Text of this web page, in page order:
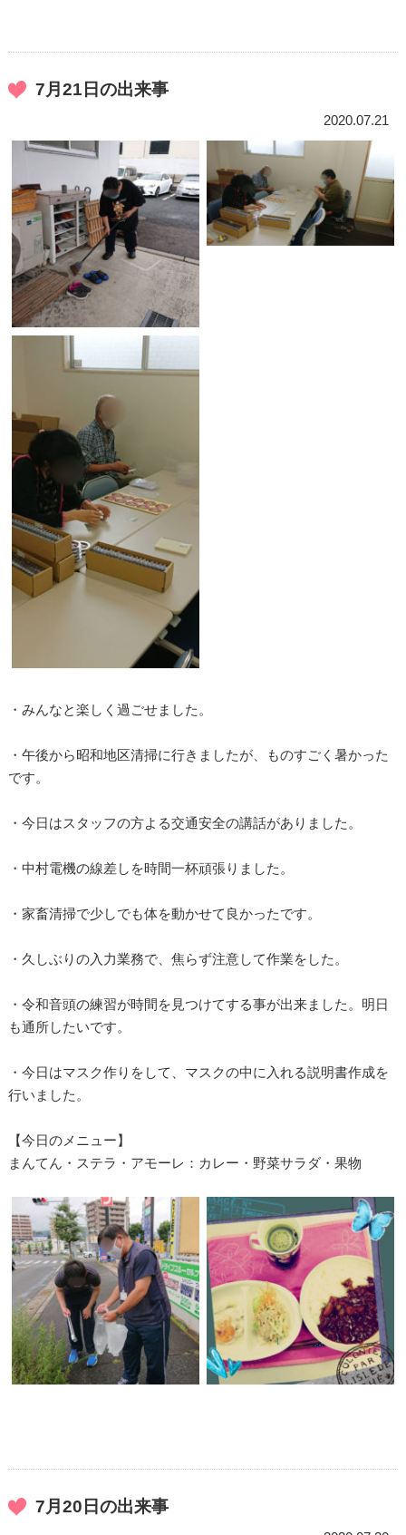
7月21日の出来事
2020.07.21
・みんなと楽しく過ごせました。
・午後から昭和地区清掃に行きましたが、ものすごく暑かった
です。
・今日はスタッフの方よる交通安全の講話がありました。
・中村電機の線差しを時間一杯頑張りました。
・家畜清掃で少しでも体を動かせて良かったです。
・久しぶりの入力業務で、焦らず注意して作業をした。
・令和音頭の練習が時間を見つけてする事が出来ました。明日
も通所したいです。
・今日はマスク作りをして、マスクの中に入れる説明書作成を
行いました。
【今日のメニュー】
まんてん・ステラ・アモーレ：カレー・野菜サラダ・果物
7月20日の出来事